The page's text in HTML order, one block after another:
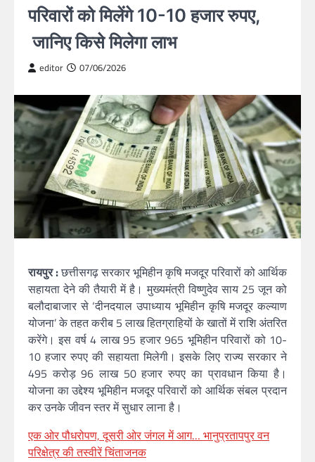
परिवारों को मिलेंगे 10-10 हजार रुपए,
जानिए किसे मिलेगा लाभ
editor 07/06/2026
रायपुर :छत्तीसगढ़ सरकार भूमिहीन कृषि मजदूर परिवारों को आर्थिक
सहायता देने की तैयारी में है। मुख्यमंत्री विष्णुदेव साय 25 जून को
बलौदाबाजार से ‘दीनदयाल उपाध्याय भूमिहीन कृषि मजदूर कल्याण
योजना’ के तहत करीब 5 लाख हितग्राहियों के खातों में राशि अंतरित
करेंगे। इस वर्ष 4 लाख 95 हजार 965 भूमिहीन परिवारों को 10-
10 हजार रुपए की सहायता मिलेगी। इसके लिए राज्य सरकार ने
495 करोड़ 96 लाख 50 हजार रुपए का प्रावधान किया है।
योजना का उद्देश्य भूमिहीन मजदूर परिवारों को आर्थिक संबल प्रदान
कर उनके जीवन स्तर में सुधार लाना है।
एक ओर पौधरोपण, दूसरी ओर जंगल में आग… भानुप्रतापपुर वन
परिक्षेत्र की तस्वीरें चिंताजनक